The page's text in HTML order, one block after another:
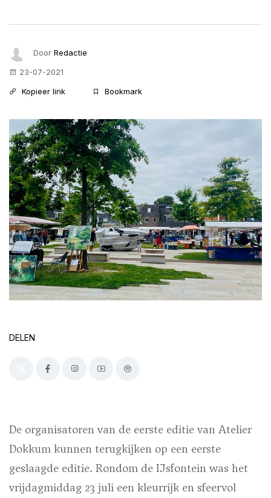
Door Redactie
23-07-2021
Kopieer link
Bookmark
DELEN
De organisatoren van de eerste editie van Atelier
Dokkum kunnen terugkijken op een eerste
geslaagde editie. Rondom de IJsfontein was het
vrijdagmiddag 23 juli een kleurrijk en sfeervol